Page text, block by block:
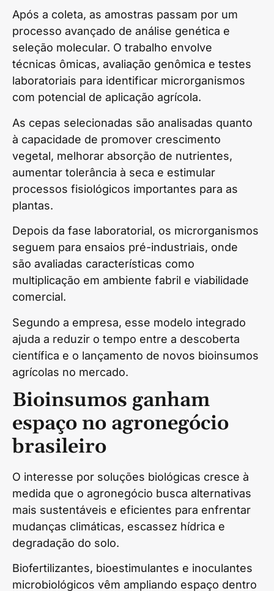
Após a coleta, as amostras passam por um
processo avançado de análise genética e
seleção molecular. O trabalho envolve
técnicas ômicas, avaliação genômica e testes
laboratoriais para identificar microrganismos
com potencial de aplicação agrícola.
As cepas selecionadas são analisadas quanto
à capacidade de promover crescimento
vegetal, melhorar absorção de nutrientes,
aumentar tolerância à seca e estimular
processos fisiológicos importantes para as
plantas.
Depois da fase laboratorial, os microrganismos
seguem para ensaios pré-industriais, onde
são avaliadas características como
multiplicação em ambiente fabril e viabilidade
comercial.
Segundo a empresa, esse modelo integrado
ajuda a reduzir o tempo entre a descoberta
científica e o lançamento de novos bioinsumos
agrícolas no mercado.
Bioinsumos ganham
espaço no agronegócio
brasileiro
O interesse por soluções biológicas cresce à
medida que o agronegócio busca alternativas
mais sustentáveis e eficientes para enfrentar
mudanças climáticas, escassez hídrica e
degradação do solo.
Biofertilizantes, bioestimulantes e inoculantes
microbiológicos vêm ampliando espaço dentro